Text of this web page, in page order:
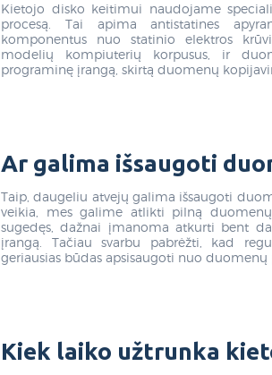
Kietojo disko keitimui naudojame
procesą. Tai apima antistatines
komponentus nuo statinio elektros
modelių kompiuterių korpusus, ir
programinę įrangą, skirtą duomenų
Ar galima išsaugoti
Taip, daugeliu atvejų galima išsaugoti
veikia, mes galime atlikti pilną
sugedęs, dažnai įmanoma atkurti bent
įrangą. Tačiau svarbu pabrėžti, kad
geriausias būdas apsisaugoti nuo
Kiek laiko užtrunka